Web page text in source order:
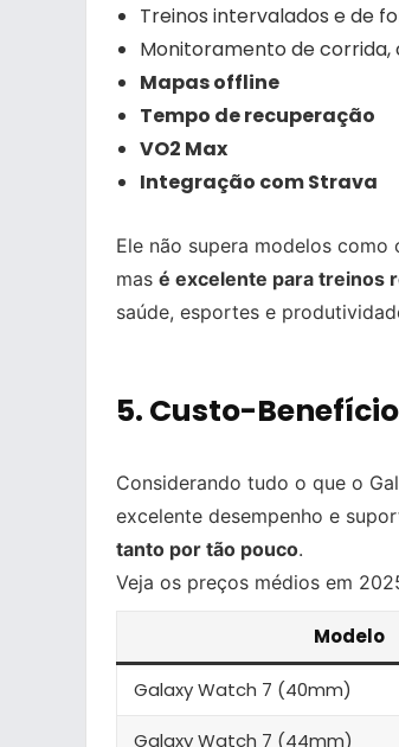
Treinos intervalados e de
Monitoramento de corrida,
Mapas offline
Tempo de recuperação
VO2 Max
Integração com Strava
Ele não supera modelos como
mas é excelente para treinos
saúde, esportes e
5. Custo-
Considerando tudo o que o
excelente desempenho e
tanto por tão pouco.
Veja os preços médios em
Modelo
Galaxy Watch 7 (40mm)
Galaxy Watch 7 (44mm)